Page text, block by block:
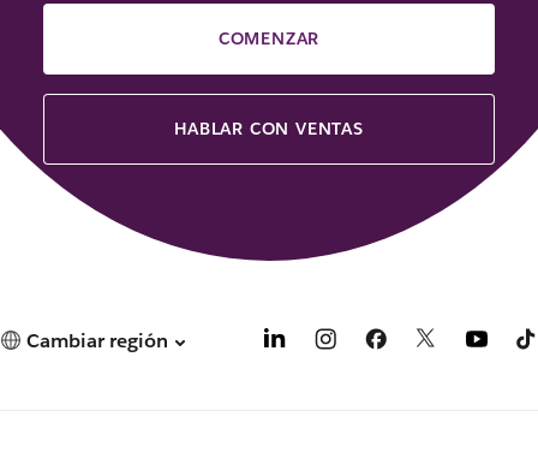
COMENZAR
HABLAR CON VENTAS
Cambiar región